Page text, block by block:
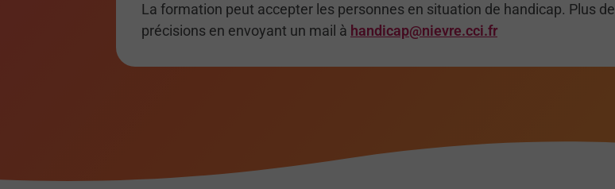
La formation peut accepter les personnes en situation de handicap. Plus de
précisions en envoyant un mail à handicap@nievre.cci.fr